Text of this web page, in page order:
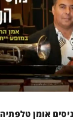
אומן טלפתיה